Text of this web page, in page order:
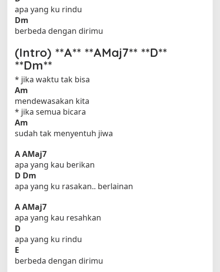
apa yang ku rindu
Dm
berbeda dengan dirimu
(Intro) **A** **AMaj7** **D**
**Dm**
* jika waktu tak bisa
Am
mendewasakan kita
* jika semua bicara
Am
sudah tak menyentuh jiwa
AAMaj7
apa yang kau berikan
D Dm
apa yang ku rasakan.. berlainan
AAMaj7
apa yang kau resahkan
D
apa yang ku rindu
E
berbeda dengan dirimu